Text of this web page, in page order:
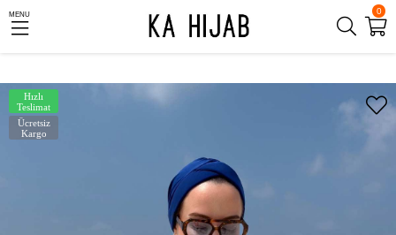
0
MENU
Ücretsiz
Kargo
Hızlı
Teslimat